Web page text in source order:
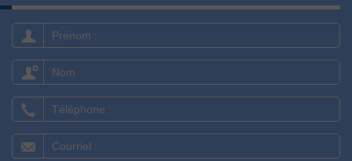
Prénom
Nom
Téléphone
Courriel